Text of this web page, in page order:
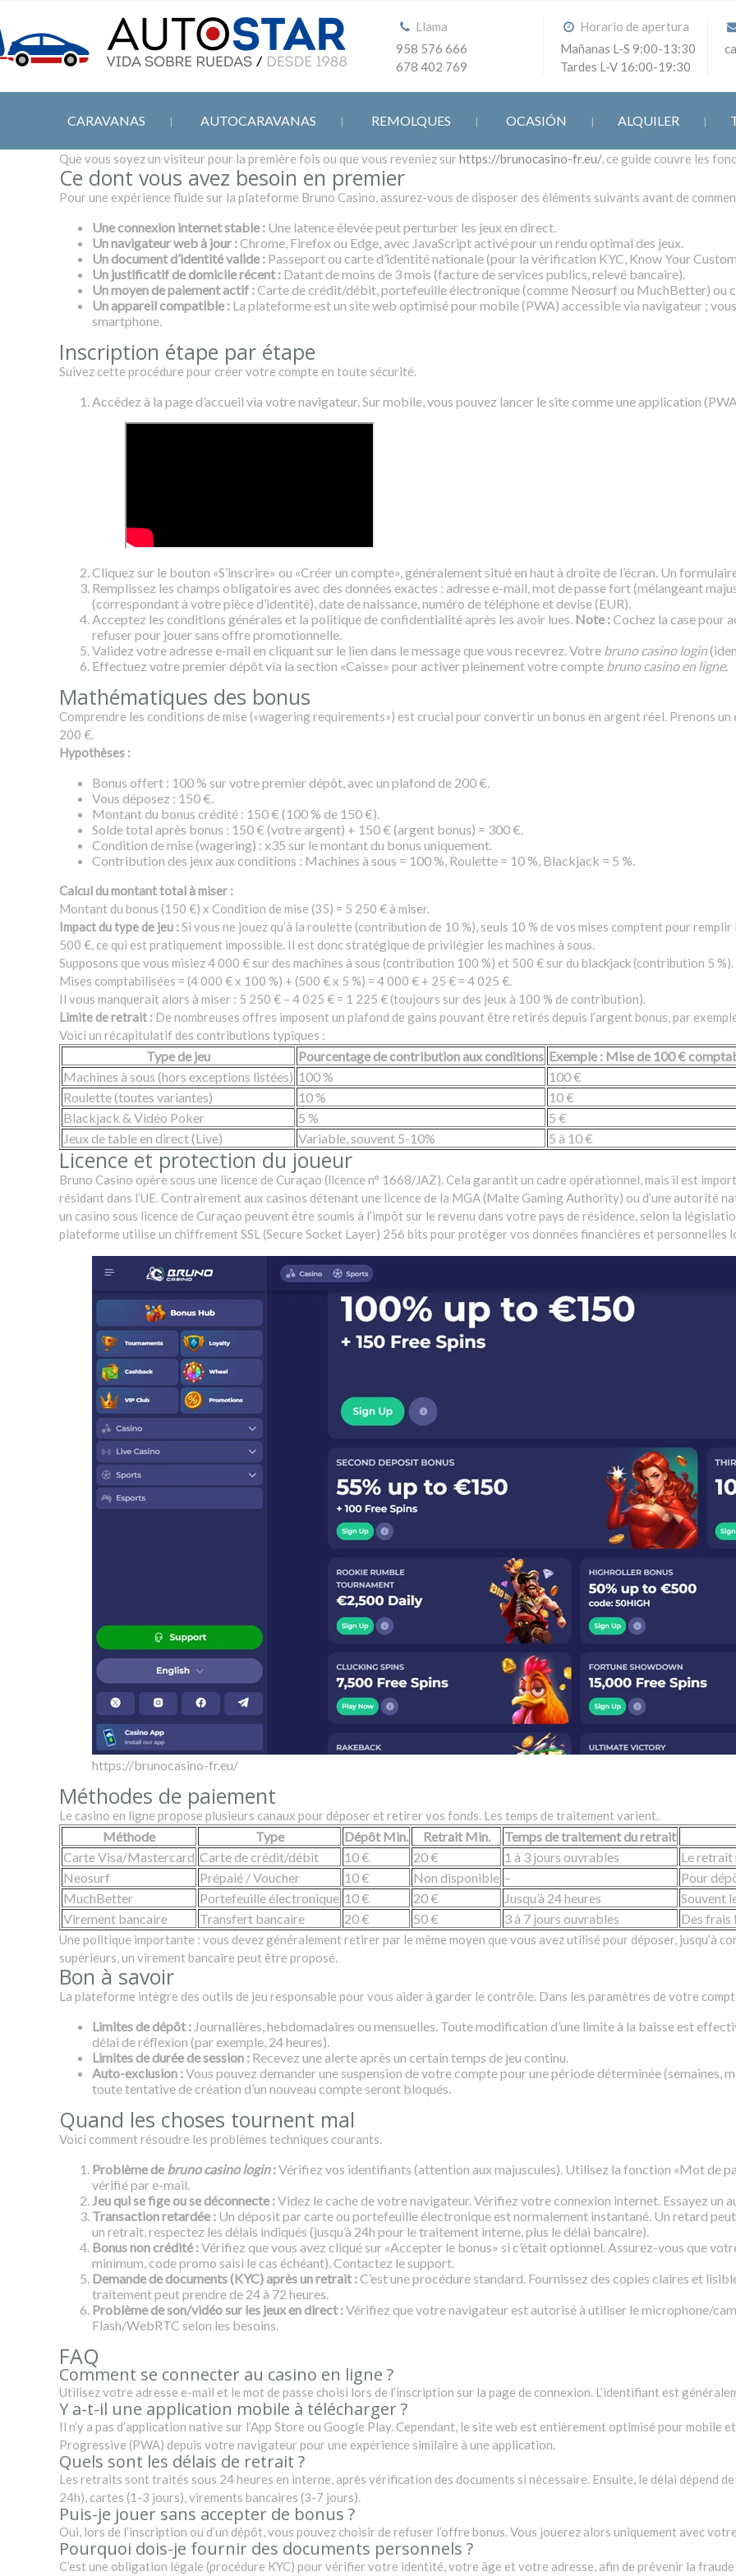
Llama
958 576 666
678 402 769
Horario de apertura
Mañanas L-S 9:00-13:30
Tardes L-V 16:00-19:30
CARAVANAS AUTOCARAVANAS REMOLQUES OCASIÓN ALQUILER
Que vous soyez un visiteur pour la première fois ou que vous reveniez sur https://brunocasino-fr.eu/, ce guide couvre les
Ce dont vous avez besoin en premier
Pour une expérience fluide sur la plateforme Bruno Casino, assurez-vous de disposer des éléments suivants avant de
Une connexion internet stable : Une latence élevée peut perturber les jeux en direct.
Un navigateur web à jour :Chrome, Firefox ou Edge, avec JavaScript activé pour un rendu optimal des jeux.
Un document d’identité valide : Passeport ou carte d’identité nationale (pour la vérification KYC, Know Your
Un justificatif de domicile récent : Datant de moins de 3 mois (facture de services publics, relevé bancaire).
Un moyen de paiement actif :Carte de crédit/débit, portefeuille électronique (comme Neosurf ou MuchBetter) ou
Un appareil compatible : La plateforme est un site web optimisé pour mobile (PWA) accessible via navigateur ; vous
smartphone.
Inscription étape par étape
Suivez cette procédure pour créer votre compte en toute sécurité.
Accédez à la page d’accueil via votre navigateur. Sur mobile, vous pouvez lancer le site comme une application
Cliquez sur le bouton «S’inscrire» ou «Créer un compte», généralement situé en haut à droite de l’écran. Un
Remplissez les champs obligatoires avec des données exactes : adresse e-mail, mot de passe fort (mélangeant
(correspondant à votre pièce d’identité), date de naissance, numéro de téléphone et devise (EUR).
Acceptez les conditions générales et la politique de confidentialité après les avoir lues. Note :Cochez la case pour
refuser pour jouer sans offre promotionnelle.
Validez votre adresse e-mail en cliquant sur le lien dans le message que vous recevrez. Votre bruno casino login
Effectuez votre premier dépôt via la section «Caisse» pour activer pleinement votre compte bruno casino en ligne.
Mathématiques des bonus
Comprendre les conditions de mise («wagering requirements») est crucial pour convertir un bonus en argent réel. Prenons un
200 €.
Hypothèses :
Bonus offert : 100 % sur votre premier dépôt, avec un plafond de 200 €.
Vous déposez : 150 €.
Montant du bonus crédité : 150 € (100 % de 150 €).
Solde total après bonus : 150 € (votre argent) + 150 € (argent bonus) = 300 €.
Condition de mise (wagering) : x35 sur le montant du bonus uniquement.
Contribution des jeux aux conditions : Machines à sous = 100 %, Roulette = 10 %, Blackjack = 5 %.
Calcul du montant total à miser :
Montant du bonus (150 €) x Condition de mise (35) = 5 250 € à miser.
Impact du type de jeu :Si vous ne jouez qu’à la roulette (contribution de 10 %), seuls 10 % de vos mises comptent pour
500 €, ce qui est pratiquement impossible. Il est donc stratégique de privilégier les machines à sous.
Supposons que vous misiez 4 000 € sur des machines à sous (contribution 100 %) et 500 € sur du blackjack (contribution 5 %).
Mises comptabilisées = (4 000 € x 100 %) + (500 € x 5 %) = 4 000 € + 25 € = 4 025 €.
Il vous manquerait alors à miser : 5 250 € – 4 025 € = 1 225 € (toujours sur des jeux à 100 % de contribution).
Limite de retrait : De nombreuses offres imposent un plafond de gains pouvant être retirés depuis l’argent bonus, par
Voici un récapitulatif des contributions typiques :
Type de jeu Pourcentage de contribution aux conditions Exemple : Mise de 100 €
Machines à sous (hors exceptions listées) 100 %
100 €
Roulette (toutes variantes)
10 %
10 €
Blackjack & Vidéo Poker
5 %
5 €
Jeux de table en direct (Live)
Variable, souvent 5-10% 5 à 10 €
Licence et protection du joueur
Bruno Casino opère sous une licence de Curaçao (licence n° 1668/JAZ). Cela garantit un cadre opérationnel, mais il est
résidant dans l’UE. Contrairement aux casinos détenant une licence de la MGA (Malte Gaming Authority) ou d’une autorité
un casino sous licence de Curaçao peuvent être soumis à l’impôt sur le revenu dans votre pays de résidence, selon la
plateforme utilise un chiffrement SSL (Secure Socket Layer) 256 bits pour protéger vos données financières et personnelles
https://brunocasino-fr.eu/
Méthodes de paiement
Le casino en ligne propose plusieurs canaux pour déposer et retirer vos fonds. Les temps de traitement varient.
Méthode Type Dépôt Min. Retrait Min.
Temps de traitement du retrait
Carte Visa/Mastercard Carte de crédit/débit 10 € 20 € 1 à 3 jours ouvrables
Le retrait
Neosurf
Prépaié / Voucher 10 € Non disponible –
Pour
MuchBetter
Portefeuille électronique 10 € 20 € Jusqu’à 24 heures
Souvent
Virement bancaire
Transfert bancaire 20 € 50 € 3 à 7 jours ouvrables Des frais
Une politique importante : vous devez généralement retirer par le même moyen que vous avez utilisé pour déposer, jusqu’à
supérieurs, un virement bancaire peut être proposé.
Bon à savoir
La plateforme intègre des outils de jeu responsable pour vous aider à garder le contrôle. Dans les paramètres de votre
Limites de dépôt : Journalières, hebdomadaires ou mensuelles. Toute modification d’une limite à la baisse est
délai de réflexion (par exemple, 24 heures).
Limites de durée de session : Recevez une alerte après un certain temps de jeu continu.
Auto-exclusion :Vous pouvez demander une suspension de votre compte pour une période déterminée (semaines,
toute tentative de création d’un nouveau compte seront bloqués.
Quand les choses tournent mal
Voici comment résoudre les problèmes techniques courants.
Problème de bruno casino login:Vérifiez vos identifiants (attention aux majuscules). Utilisez la fonction «Mot de
vérifié par e-mail.
Jeu qui se fige ou se déconnecte :Videz le cache de votre navigateur. Vérifiez votre connexion internet. Essayez un
Transaction retardée : Un déposit par carte ou portefeuille électronique est normalement instantané. Un retard
un retrait, respectez les délais indiqués (jusqu’à 24h pour le traitement interne, plus le délai bancaire).
Bonus non crédité :Vérifiez que vous avez cliqué sur «Accepter le bonus» si c’était optionnel. Assurez-vous que
minimum, code promo saisi le cas échéant). Contactez le support.
Demande de documents (KYC) après un retrait :C’est une procédure standard. Fournissez des copies claires et
traitement peut prendre de 24 à 72 heures.
Problème de son/vidéo sur les jeux en direct :Vérifiez que votre navigateur est autorisé à utiliser le microphone/
Flash/WebRTC selon les besoins.
FAQ
Comment se connecter au casino en ligne ?
Utilisez votre adresse e-mail et le mot de passe choisi lors de l’inscription sur la page de connexion. L’identifiant est
Y a-t-il une application mobile à télécharger ?
Il n’y a pas d’application native sur l’App Store ou Google Play. Cependant, le site web est entièrement optimisé pour mobile
Progressive (PWA) depuis votre navigateur pour une expérience similaire à une application.
Quels sont les délais de retrait ?
Les retraits sont traités sous 24 heures en interne, après vérification des documents si nécessaire. Ensuite, le délai dépend
24h), cartes (1-3 jours), virements bancaires (3-7 jours).
Puis-je jouer sans accepter de bonus ?
Oui, lors de l’inscription ou d’un dépôt, vous pouvez choisir de refuser l’offre bonus. Vous jouerez alors uniquement avec
Pourquoi dois-je fournir des documents personnels ?
C’est une obligation légale (procédure KYC) pour vérifier votre identité, votre âge et votre adresse, afin de prévenir la fraude